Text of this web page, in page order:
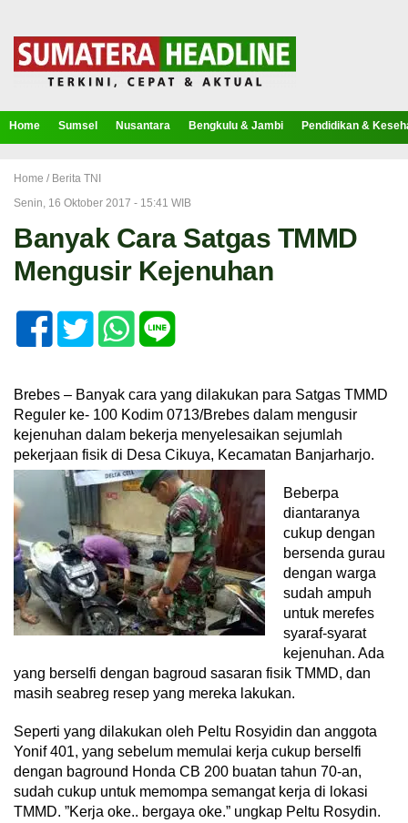
Home Sumsel Nusantara Bengkulu & Jambi Pendidikan &
Home / Berita TNI
Senin, 16 Oktober 2017 - 15:41 WIB
Banyak Cara Satgas TMMD
Mengusir Kejenuhan
Brebes – Banyak cara yang dilakukan para Satgas TMMD
Reguler ke- 100 Kodim 0713/Brebes dalam mengusir
kejenuhan dalam bekerja menyelesaikan sejumlah
pekerjaan fisik di Desa Cikuya, Kecamatan Banjarharjo.
Beberpa
diantaranya
cukup dengan
bersenda gurau
dengan warga
sudah ampuh
untuk merefes
syaraf-syarat
kejenuhan. Ada
yang berselfi dengan bagroud sasaran fisik TMMD, dan
masih seabreg resep yang mereka lakukan.
Seperti yang dilakukan oleh Peltu Rosyidin dan anggota
Yonif 401, yang sebelum memulai kerja cukup berselfi
dengan baground Honda CB 200 buatan tahun 70-an,
sudah cukup untuk memompa semangat kerja di lokasi
TMMD. ”Kerja oke.. bergaya oke.” ungkap Peltu Rosydin.